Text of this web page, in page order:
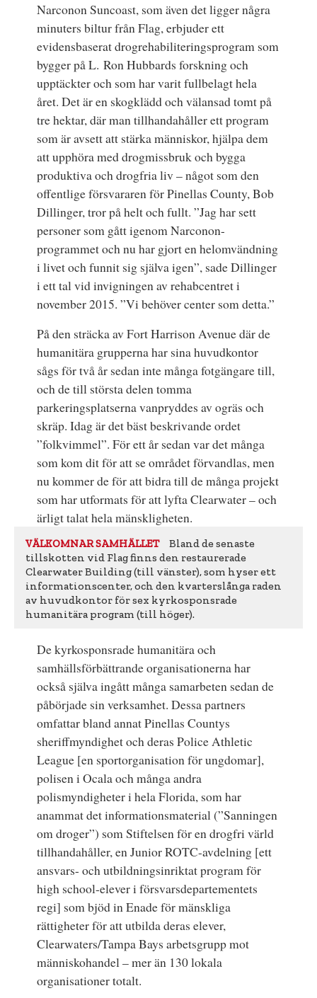
Narconon Suncoast, som även det ligger några
minuters biltur från Flag, erbjuder ett
evidensbaserat drogrehabiliteringsprogram som
bygger på L. Ron Hubbards forskning och
upptäckter och som har varit fullbelagt hela
året. Det är en skogklädd och välansad tomt på
tre hektar, där man tillhandahåller ett program
som är avsett att stärka människor, hjälpa dem
att upphöra med drogmissbruk och bygga
produktiva och drogfria liv – något som den
offentlige försvararen för Pinellas County, Bob
Dillinger, tror på helt och fullt. ”Jag har sett
personer som gått igenom Narconon-
programmet och nu har gjort en helomvändning
i livet och funnit sig själva igen”, sade Dillinger
i ett tal vid invigningen av rehabcentret i
november 2015. ”Vi behöver center som detta.”
På den sträcka avFort Harrison Avenuedär de
humanitära grupperna har sina huvudkontor
sågs för två år sedan inte många fotgängare till,
och de till största delen tomma
parkeringsplatserna vanpryddes av ogräs och
skräp. Idag är det bäst beskrivande ordet
”folkvimmel”. För ett år sedan var det många
som kom dit för att se området förvandlas, men
nu kommer de för att bidra till de många projekt
som har utformats för att lyfta Clearwater – och
ärligt talat hela mänskligheten.
VÄLKOMNAR SAMHÄLLET
Bland de senaste
tillskotten vid Flag finns den restaurerade
Clearwater Building (till vänster), som hyser ett
informationscenter, och den kvarterslånga raden
av huvudkontor för sex kyrkosponsrade
humanitära program (till höger).
De kyrkosponsrade humanitära och
samhällsförbättrande organisationerna har
också själva ingått många samarbeten sedan de
påbörjade sin verksamhet. Dessa partners
omfattar bland annat Pinellas Countys
sheriffmyndighet och derasPolice Athletic
League [en sportorganisation för ungdomar],
polisen i Ocala och många andra
polismyndigheter i hela Florida, som har
anammat det informationsmaterial (”Sanningen
om droger”) som Stiftelsen för en drogfri värld
tillhandahåller, en Junior ROTC-avdelning [ett
ansvars- och utbildningsinriktat program för
high school-elever i försvarsdepartementets
regi] som bjöd in Enade för mänskliga
rättigheter för att utbilda deras elever,
Clearwaters/Tampa Bays arbetsgrupp mot
människohandel – mer än 130 lokala
organisationer totalt.